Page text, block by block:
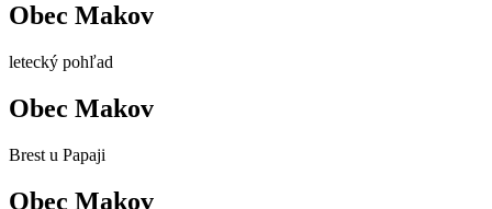
Obec Makov
letecký pohľad
Obec Makov
Brest u Papaji
Obec Makov